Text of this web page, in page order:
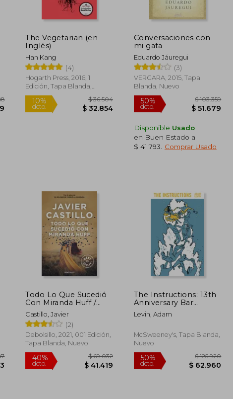
10% 50%
The Vegetarian (en
Inglés)
Han Kang
(4)
Hogarth Press, 2016, 1
Edición, Tapa Blanda,
Nuevo
10%
dcto.
Conversaciones con
mi gata
Eduardo Jáuregui
(3)
VERGARA, 2015, Tapa
Blanda, Nuevo
50%
dcto.
Disponible Usado
en Buen Estado a
$ 41.793
Comprar Usado
Todo Lo Que Sucedió
Con Miranda Huff /
Everything That
Happened to Miranda
Huff
Castillo, Javier
(2)
Debolsillo, 2021, 001 Edición,
Tapa Blanda, Nuevo
The Instructions: 13th
Anniversary Bar
Mitzvah Edition (en
Inglés)
Levin, Adam
McSweeney's, Tapa Blanda,
Nuevo